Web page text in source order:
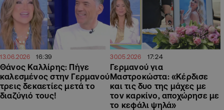
13.06.2026 16:39
Θάνος Καλλίρης: Πήγε
καλεσμένος στην Γερμανού
τρεις δεκαετίες μετά το
διαζύγιό τους!
30.05.2026 17:24
Γερμανού για
Μαστροκώστα: «Κέρδισε
και τις δυο της μάχες με
τον καρκίνο, αποχώρησε με
το κεφάλι ψηλά»